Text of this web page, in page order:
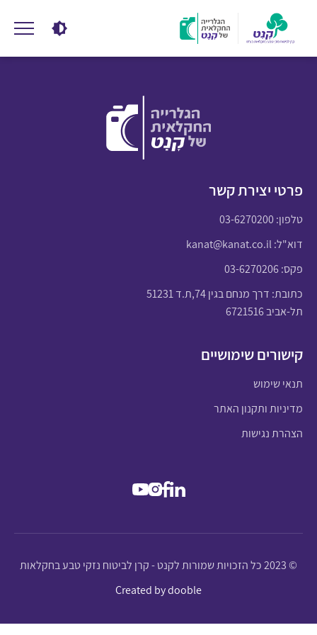
פרטי יצירת קשר
טלפון:03-6270200
דוא"ל:kanat@kanat.co.il
פקס: 03-6270206
כתובת: דרך מנחם בגין 74,ת.ד 51231
תל-אביב 6721516
קישורים שימושיים
תנאי שימוש
מדיניות ותקנון האתר
הצהרת נגישות
© 2023 כל הזכויות שמורות לקנט - קרן לביטוח נזקי טבע בחקלאות
Created by dooble